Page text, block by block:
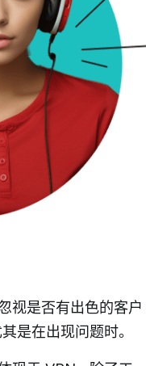
视是否有出色的客户
是在出现问题时。